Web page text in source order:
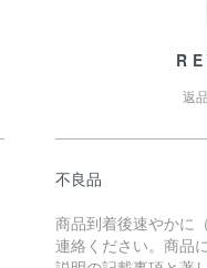
返
不良品
商品到着後速やかに
連絡ください。商品